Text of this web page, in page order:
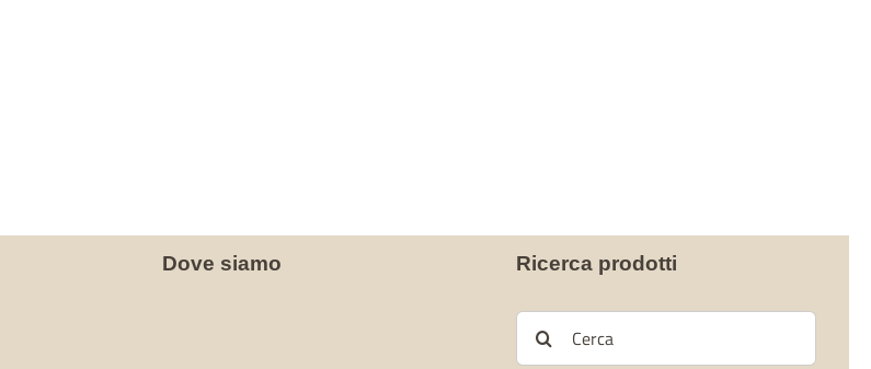
Dove siamo Ricerca prodotti
Cerca
per: